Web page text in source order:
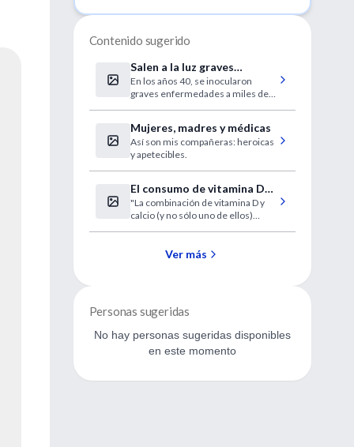
Contenido sugerido
Salen a la luz graves
irregularidades en
investigaciones médicas
En los años 40, se inocularon
graves enfermedades a miles de
Mujeres, madres y médicas
Así son mis compañeras: heroicas
y apetecibles.
El consumo de vitamina D
más calcio reduce el riesgo
de caídas
"La combinación de vitamina D y
calcio (y no sólo uno de ellos)
deficiencia orgánica o presentan
Ver más
Personas sugeridas
No hay personas sugeridas disponibles
en este momento